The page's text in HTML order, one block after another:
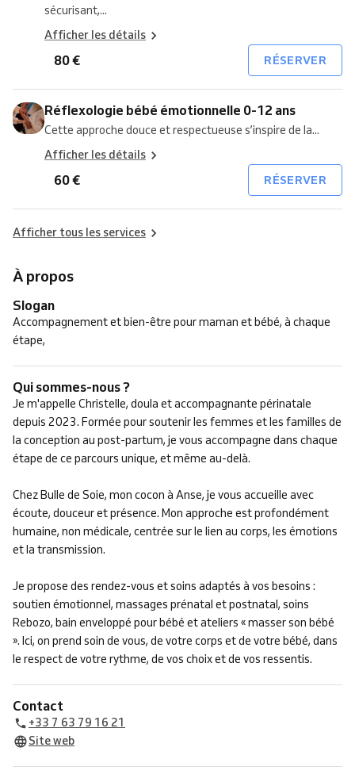
sécurisant,...
Afficher les détails
80 € RÉSERVER
Réflexologie bébé émotionnelle 0-12 ans
Cette approche douce et respectueuse s’inspire de la...
Afficher les détails
60 € RÉSERVER
Afficher tous les services
À propos
Slogan
Accompagnement et bien-être pour maman et bébé, à chaque
étape,
Qui sommes-nous ?
Je m'appelle Christelle, doula et accompagnante périnatale
depuis 2023. Formée pour soutenir les femmes et les familles de
la conception au post-partum, je vous accompagne dans chaque
étape de ce parcours unique, et même au-delà.
Chez Bulle de Soie, mon cocon à Anse, je vous accueille avec
écoute, douceur et présence. Mon approche est profondément
humaine, non médicale, centrée sur le lien au corps, les émotions
et la transmission.
Je propose des rendez-vous et soins adaptés à vos besoins :
soutien émotionnel, massages prénatal et postnatal, soins
Rebozo, bain enveloppé pour bébé et ateliers « masser son bébé
». Ici, on prend soin de vous, de votre corps et de votre bébé, dans
le respect de votre rythme, de vos choix et de vos ressentis.
Contact
+33 7 63 79 16 21
Site web